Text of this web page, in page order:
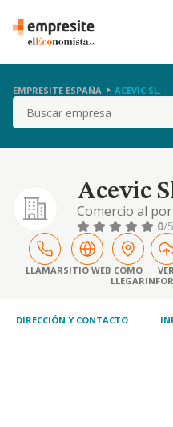
EMPRESITE ESPAÑA ACEVIC SL.
Buscar
Acevic
Comercio al
electricos,
otros aparatos
0/5
LLAMARSITIO WEB CÓMO
LLEGAR
DIRECCIÓN Y CONTACTO